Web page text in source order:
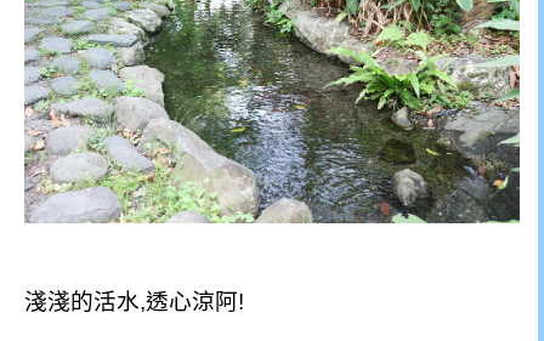
淺淺的活水,透心涼阿!